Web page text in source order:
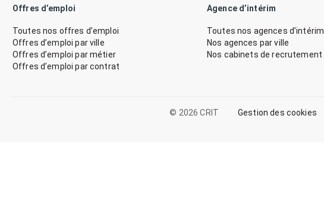
Offres d’emploi
Toutes nos offres d’emploi
Offres d’emploi par ville
Offres d’emploi par métier
Offres d’emploi par contrat
Agence d’intérim
Toutes nos agences d’intérim
Nos agences par ville
Nos cabinets de recrutement
© 2026 CRIT Gestion des cookies